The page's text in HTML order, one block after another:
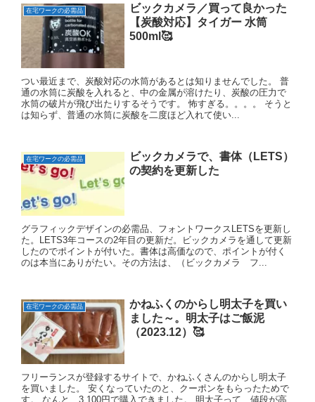
在宅ワークの必需品
ビックカメラ／買って良かった
【炭酸対応】タイガー 水筒
500ml🥰
つい最近まで、炭酸対応の水筒があるとは知りませんでした。 普
通の水筒に炭酸を入れると、中の金属が溶けたり、炭酸の圧力で
水筒の破片が飛び出たりするそうです。 怖すぎる。。。。 そうと
は知らず、普通の水筒に炭酸を二度ほど入れて使い...
在宅ワークの必需品
ビックカメラで、書体（LETS）
の契約を更新した
グラフィックデザインの必需品、フォントワークスLETSを更新し
た。LETS3年コースの2年目の更新だ。ビックカメラを通して更新
したのでポイントが付いた。書体は高価なので、ポイントが付く
のは本当にありがたい。その方法は、（ビックカメラ フ...
在宅ワークの必需品
かねふくのからし明太子を買い
ました～。明太子はご飯泥
（2023.12）🥰
フリーランスが登録するサイトで、かねふくさんのからし明太子
を買いました。 安くなっていたのと、クーポンをもらったためで
す。 なんと、3,100円で購入できました。 明太子って、値段が高